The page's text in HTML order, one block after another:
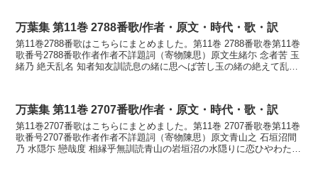
万葉集 第11巻 2788番歌/作者・原文・時代・歌・訳
第11巻2788番歌はこちらにまとめました。第11巻 2788番歌巻第11巻
歌番号2788番歌作者作者不詳題詞（寄物陳思）原文生緒尓 念者苦 玉
緒乃 絶天乱名 知者知友訓読息の緒に思へば苦し玉の緒の絶えて乱れ
万葉集 第11巻 2707番歌/作者・原文・時代・歌・訳
第11巻2707番歌はこちらにまとめました。第11巻 2707番歌巻第11巻
歌番号2707番歌作者作者不詳題詞（寄物陳思）原文青山之 石垣沼間
乃 水隠尓 戀哉度 相縁乎無訓読青山の岩垣沼の水隠りに恋ひやわたら